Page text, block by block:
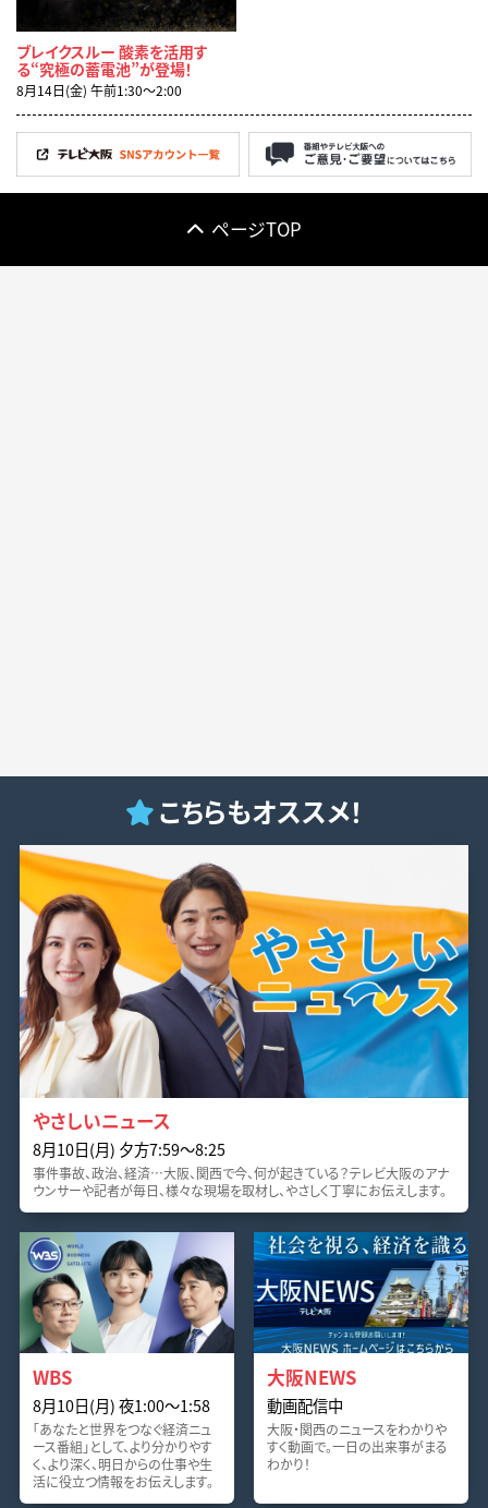
ブレイクスルー 酸素を活用す
る“究極の蓄電池”が登場！
8月14日(金) 午前1:30〜2:00
ページTOP
こちらもオススメ！
やさしいニュース
8月10日(月) 夕方7:59〜8:25
事件事故、政治、経済…大阪、関西で今、何が起きている？テレビ大阪のアナ
ウンサーや記者が毎日、様々な現場を取材し、やさしく丁寧にお伝えします。
WBS
8月10日(月) 夜1:00〜1:58
「あなたと世界をつなぐ経済ニュ
ース番組」として、より分かりやす
く、より深く、明日からの仕事や生
活に役立つ情報をお伝えします。
大阪NEWS
動画配信中
大阪・関西のニュースをわかりや
すく動画で。一日の出来事がまる
わかり！